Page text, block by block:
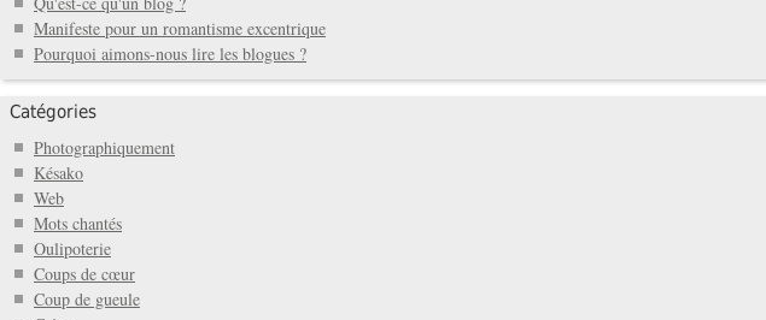
Manifeste pour un romantisme excentrique
Pourquoi aimons-nous lire les blogues ?
Catégories
Photographiquement
Késako
Web
Mots chantés
Oulipoterie
Coups de cœur
Coup de gueule